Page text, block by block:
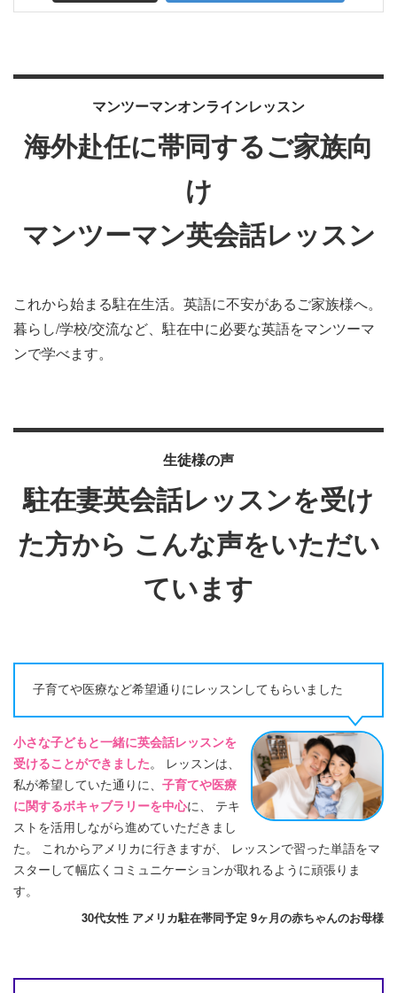
マンツーマンオンラインレッスン
海外赴任に帯同するご家族向
け
マンツーマン英会話レッスン
これから始まる駐在生活。英語に不安があるご家族様へ。
暮らし/学校/交流など、駐在中に必要な英語をマンツーマ
ンで学べます。
生徒様の声
駐在妻英会話レッスンを受け
た方から こんな声をいただい
ています
子育てや医療など希望通りにレッスンしてもらいました
小さな子どもと一緒に英会話レッスンを
受けることができました。 レッスンは、
私が希望していた通りに、 子育てや医療
に関するボキャブラリーを中心に、 テキ
ストを活用しながら進めていただきまし
た。 これからアメリカに行きますが、 レッスンで習った単語をマ
スターして幅広くコミュニケーションが取れるように頑張りま
す。
30代女性 アメリカ駐在帯同予定 9ヶ月の赤ちゃんのお母様